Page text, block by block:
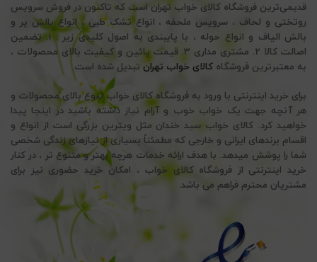
قدیمی‌ترین فروشگاه کالای خواب تهران است که تاکنون در فروش سرویس
روتختی و لحاف ، سرویس ملحفه ، انواع تشک طبی ، انواع بالش پر و
بالش الیاف و انواع حوله ، با پایبندی به اصول کلیدی زیر : 1. تضمین
اصالت کالا 2. مشتری مداری 3. قیمت پائین و کیفیت بالای محصولات ،
به معتبرترین فروشگاه کالای خواب تهران تبدیل شده است.
برای خرید اینترنتی با ورود به فروشگاه کالای خواب تنوع بالای محصولات و
هر آنچه جهت یک خواب خوب و آرام نیاز داشته باشید در اینجا پیدا
خواهید کرد. کالای خواب سید خندان مثل ویترین بزرگی است از انواع و
اقسام برندهای ایرانی و خارجی که مطمئناً بسیاری از نیازهای زندگی شخصی
شما را پوشش میدهد. با هدف ارائه خدمات هرچه بهتر و متنوع تر ، در کنار
خرید اینترنتی از فروشگاه کالای خواب ، امکان خرید حضوری نیز برای
مشتریان محترم فراهم می باشد.